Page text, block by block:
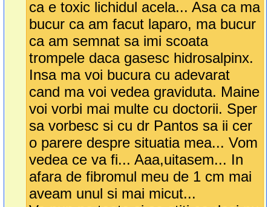
ca e toxic lichidul acela... Asa ca ma
bucur ca am facut laparo, ma bucur
ca am semnat sa imi scoata
trompele daca gasesc hidrosalpinx.
Insa ma voi bucura cu adevarat
cand ma voi vedea graviduta. Maine
voi vorbi mai multe cu doctorii. Sper
sa vorbesc si cu dr Pantos sa ii cer
o parere despre situatia mea... Vom
vedea ce va fi... Aaa,uitasem... In
afara de fibromul meu de 1 cm mai
aveam unul si mai micut...